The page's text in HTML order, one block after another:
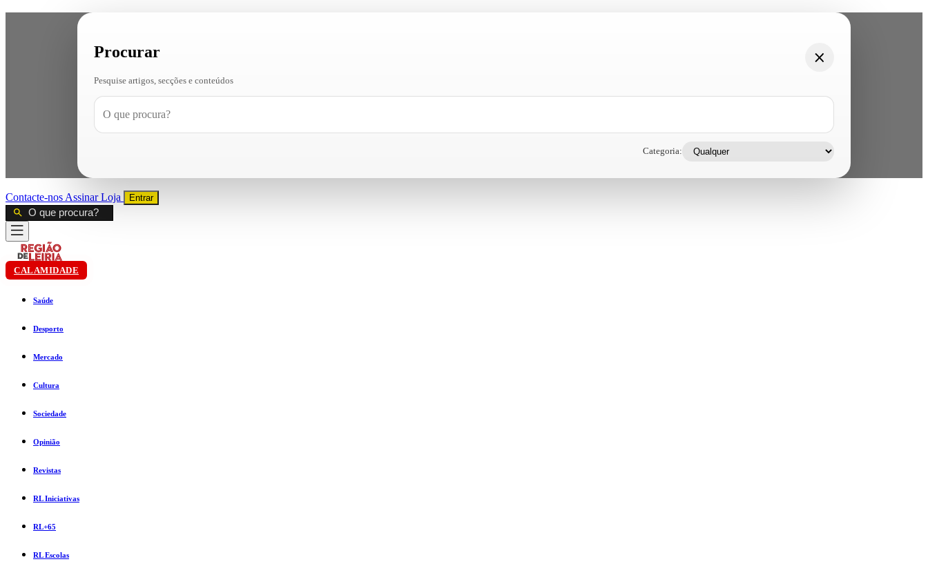
Procurar
Pesquise artigos, secções e conteúdos
Categoria:
Contacte-nos AssinarLoja Entrar
CALAMIDADE
Saúde
Desporto
Mercado
Cultura
Sociedade
Opinião
Revistas
RL Iniciativas
RL+65
RL Escolas